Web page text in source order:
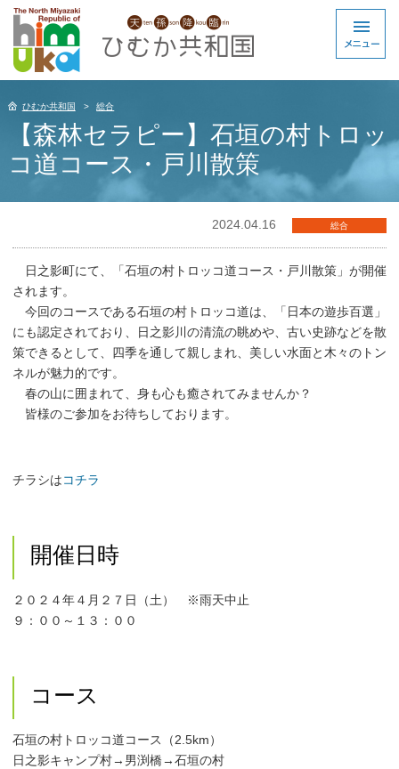
ひむか共和国 総合
【森林セラピー】石垣の村トロッ
コ道コース・戸川散策
2024.04.16 総合
日之影町にて、「石垣の村トロッコ道コース・戸川散策」が開催
されます。
今回のコースである石垣の村トロッコ道は、「日本の遊歩百選」
にも認定されており、日之影川の清流の眺めや、古い史跡などを散
策できるとして、四季を通して親しまれ、美しい水面と木々のトン
ネルが魅力的です。
春の山に囲まれて、身も心も癒されてみませんか？
皆様のご参加をお待ちしております。
チラシはコチラ
開催日時
２０２４年４月２７日（土） ※雨天中止
９：００～１３：００
コース
石垣の村トロッコ道コース（2.5km）
日之影キャンプ村→男渕橋→石垣の村